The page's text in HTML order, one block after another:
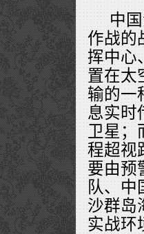
中
作战的
挥中心
置在太
输的一
息实时
卫星；
程超视
要由预
队、中
沙群岛
实战环